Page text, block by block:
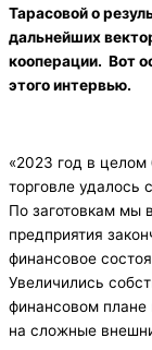
Тарасовой о
дальнейших
кооперации. Вот
этого интервью.
«2023 год в целом
торговле удалось
По заготовкам мы
предприятия
финансовое
Увеличились
финансовом плане
на сложные